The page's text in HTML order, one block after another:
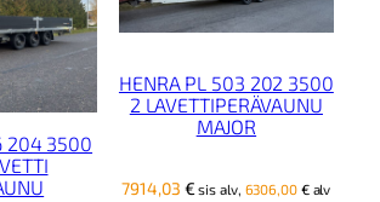
204 3500
HENRA PL 503 202 3500
2 LAVETTIPERÄVAUNU
MAJOR
7914,03 € sis alv, 6306,00 €alv